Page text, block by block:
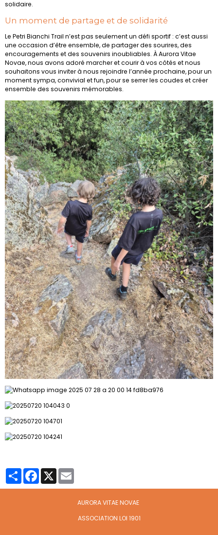
solidaire.
Un moment de partage et de solidarité
Le Petri Bianchi Trail n’est pas seulement un défi sportif : c’est aussi
une occasion d’être ensemble, de partager des sourires, des
encouragements et des souvenirs inoubliables. À Aurora Vitae
Novae, nous avons adoré marcher et courir à vos côtés et nous
souhaitons vous inviter à nous rejoindre l’année prochaine, pour un
moment sympa, convivial et fun, pour se serrer les coudes et créer
ensemble des souvenirs mémorables.
PartagerFacebook
X
AURORA VITAE NOVAE
ASSOCIATION LOI 1901